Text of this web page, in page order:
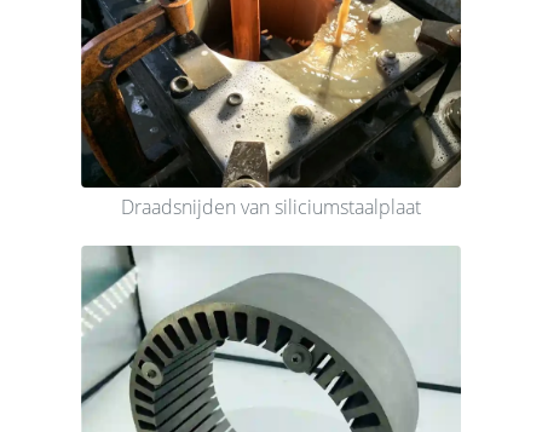
Draadsnijden van siliciumstaalplaat